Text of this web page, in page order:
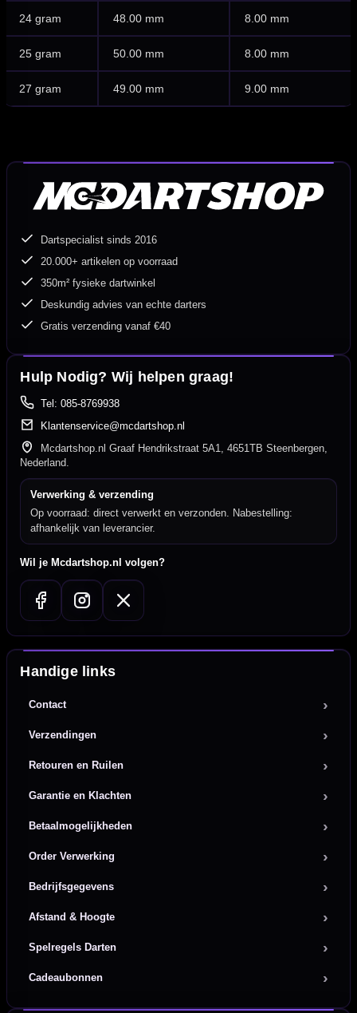
24 gram 48.00 mm 8.00 mm
25 gram 50.00 mm 8.00 mm
27 gram 49.00 mm 9.00 mm
Dartspecialist sinds 2016
20.000+ artikelen op voorraad
350m² fysieke dartwinkel
Deskundig advies van echte darters
Gratis verzending vanaf €40
Hulp Nodig? Wij helpen graag!
Tel: 085-8769938
Klantenservice@mcdartshop.nl
Mcdartshop.nl Graaf Hendrikstraat 5A1, 4651TB Steenbergen,
Nederland.
Verwerking & verzending
Op voorraad: direct verwerkt en verzonden. Nabestelling:
afhankelijk van leverancier.
Wil je Mcdartshop.nl volgen?
Handige links
Contact
Verzendingen
Retouren en Ruilen
Garantie en Klachten
Betaalmogelijkheden
Order Verwerking
Bedrijfsgegevens
Afstand & Hoogte
Spelregels Darten
Cadeaubonnen